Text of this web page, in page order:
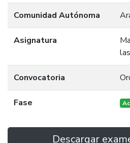
Comunidad Autónoma
Asignatura
Convocatoria
Fase
Descargar